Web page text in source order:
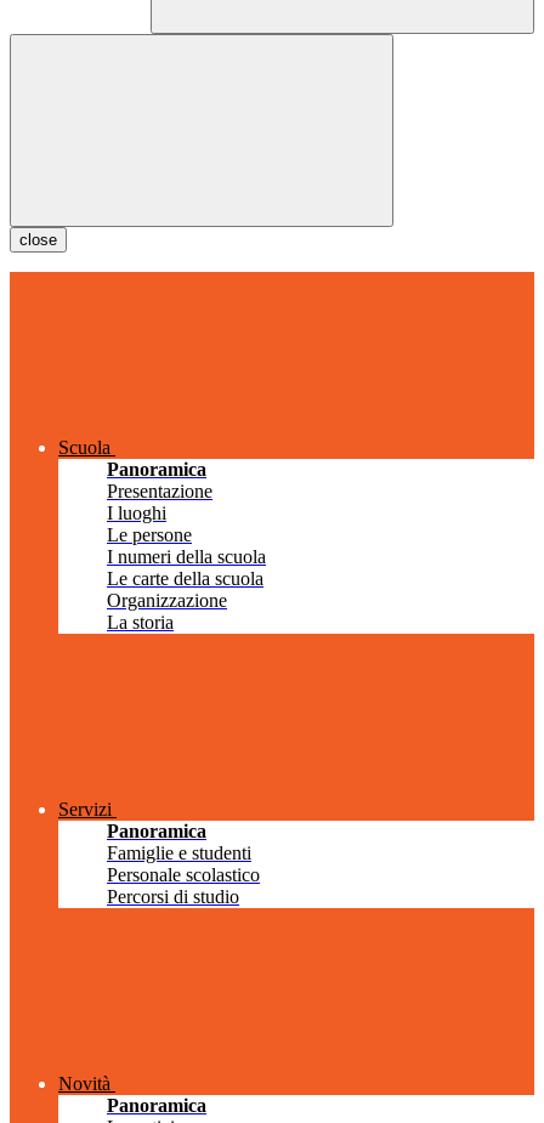
close
Scuola
Panoramica
Presentazione
I luoghi
Le persone
I numeri della scuola
Le carte della scuola
Organizzazione
La storia
Servizi
Panoramica
Famiglie e studenti
Personale scolastico
Percorsi di studio
Novità
Panoramica